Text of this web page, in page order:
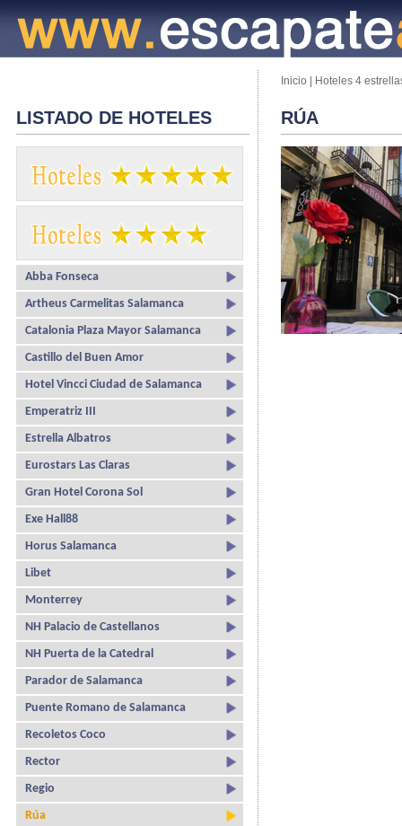
LISTADO DE HOTELES
Abba Fonseca
Artheus Carmelitas Salamanca
Catalonia Plaza Mayor Salamanca
Castillo del Buen Amor
Hotel Vincci Ciudad de Salamanca
Emperatriz III
Estrella Albatros
Eurostars Las Claras
Gran Hotel Corona Sol
Exe Hall88
Horus Salamanca
Libet
Monterrey
NH Palacio de Castellanos
NH Puerta de la Catedral
Parador de Salamanca
Puente Romano de Salamanca
Recoletos Coco
Rector
Regio
Rúa
Inicio Hoteles 4
RÚA